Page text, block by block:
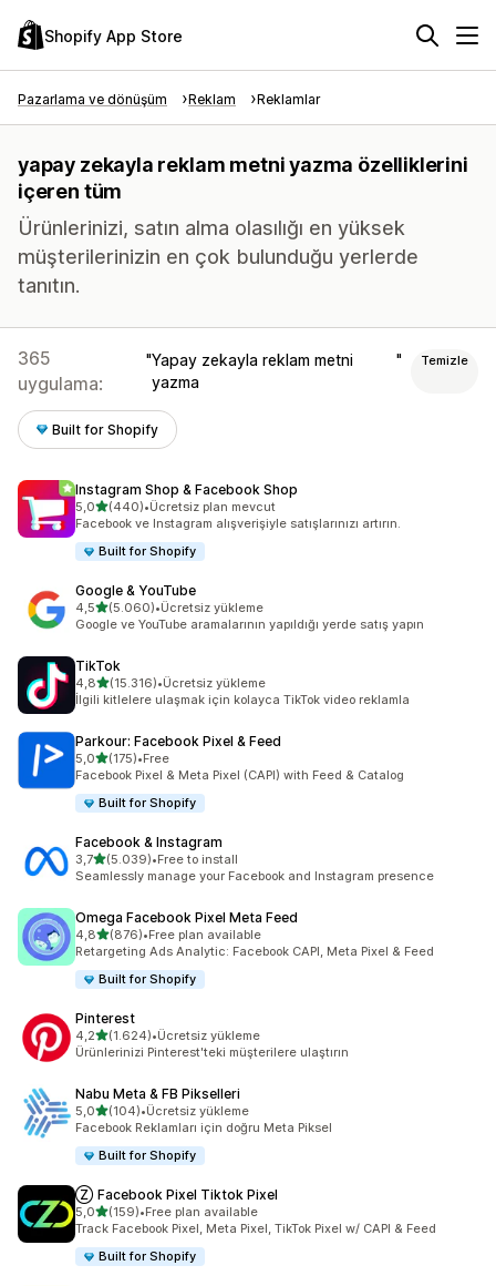
Shopify App Store
Pazarlama ve dönüşüm Reklam Reklamlar
yapay zekayla reklam metni yazma özelliklerini
içeren tüm
Ürünlerinizi, satın alma olasılığı en yüksek
müşterilerinizin en çok bulunduğu yerlerde
tanıtın.
365
uygulama:
Yapay zekayla reklam metni
yazma
Temizle
Built for Shopify
Instagram Shop & Facebook Shop
5,05 yıldız üzerinden
(440)
toplam 440 değerlendirme
•Ücretsiz plan mevcut
Facebook ve Instagram alışverişiyle satışlarınızı artırın.
Built for Shopify
Google & YouTube
4,55 yıldız üzerinden
(5.060)
toplam 5060 değerlendirme
•Ücretsiz yükleme
Google ve YouTube aramalarının yapıldığı yerde satış yapın
TikTok
4,85 yıldız üzerinden
(15.316)
toplam 15316 değerlendirme
•Ücretsiz yükleme
İlgili kitlelere ulaşmak için kolayca TikTok video reklamla
Parkour: Facebook Pixel & Feed
5,05 yıldız üzerinden
(175)
toplam 175 değerlendirme
•Free
Facebook Pixel & Meta Pixel (CAPI) with Feed & Catalog
Built for Shopify
Facebook & Instagram
3,75 yıldız üzerinden
(5.039)
toplam 5039 değerlendirme
•Free to install
Seamlessly manage your Facebook and Instagram presence
Omega Facebook Pixel Meta Feed
4,85 yıldız üzerinden
(876)
toplam 876 değerlendirme
•Free plan available
Retargeting Ads Analytic: Facebook CAPI, Meta Pixel & Feed
Built for Shopify
Pinterest
4,25 yıldız üzerinden
(1.624)
toplam 1624 değerlendirme
•Ücretsiz yükleme
Ürünlerinizi Pinterest'teki müşterilere ulaştırın
Nabu Meta & FB Pikselleri
5,05 yıldız üzerinden
(104)
toplam 104 değerlendirme
•Ücretsiz yükleme
Facebook Reklamları için doğru Meta Piksel
Built for Shopify
Ⓩ Facebook Pixel Tiktok Pixel
5,05 yıldız üzerinden
(159)
toplam 159 değerlendirme
•Free plan available
Track Facebook Pixel, Meta Pixel, TikTok Pixel w/ CAPI & Feed
Built for Shopify